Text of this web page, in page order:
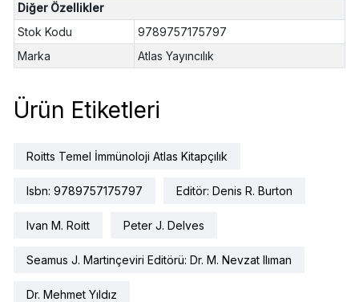
Diğer Özellikler
Stok Kodu
9789757175797
Marka
Atlas Yayıncılık
Ürün Etiketleri
Roitts Temel İmmünoloji Atlas Kitapçılık
Isbn: 9789757175797 Editör: Denis R. Burton
Ivan M. Roitt Peter J. Delves
Seamus J. Martinçeviri Editörü: Dr. M. Nevzat Ilıman
Dr. Mehmet Yıldız